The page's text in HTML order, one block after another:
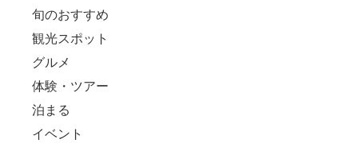
旬のおすすめ
観光スポット
グルメ
体験・ツアー
泊まる
イベント